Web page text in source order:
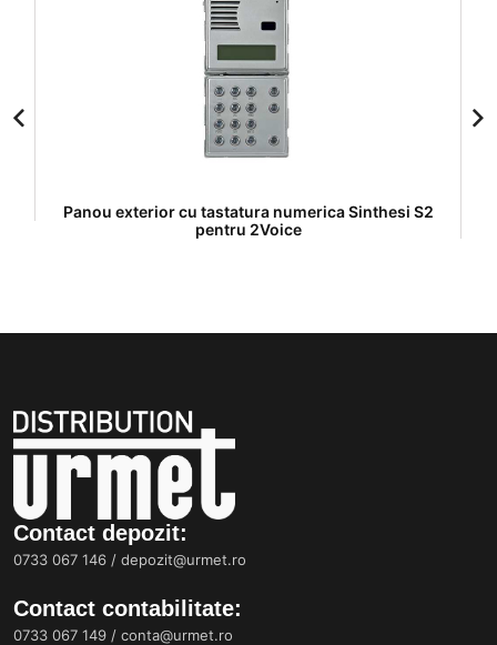
Panou exterior cu tastatura numerica Sinthesi S2
pentru 2Voice
Contact depozit:
0733 067 146 / depozit@urmet.ro
Contact contabilitate:
0733 067 149 / conta@urmet.ro